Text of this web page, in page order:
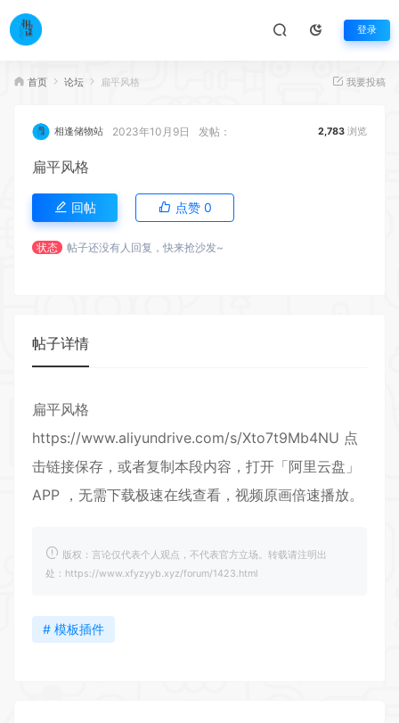
登录
首页 论坛 扁平风格 我要投稿
相逢储物站 2023年10月9日 发帖： 2,783 浏览
扁平风格
回帖 点赞 0
状态 帖子还没有人回复，快来抢沙发~
帖子详情
扁平风格
https://www.aliyundrive.com/s/Xto7t9Mb4NU 点
击链接保存，或者复制本段内容，打开「阿里云盘」
APP ，无需下载极速在线查看，视频原画倍速播放。
版权：言论仅代表个人观点，不代表官方立场。转载请注明出
处：https://www.xfyzyyb.xyz/forum/1423.html
# 模板插件